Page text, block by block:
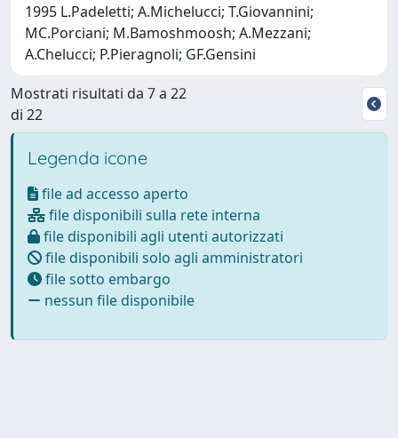
1995 L.Padeletti; A.Michelucci; T.Giovannini;
MC.Porciani; M.Bamoshmoosh; A.Mezzani;
A.Chelucci; P.Pieragnoli; GF.Gensini
Mostrati risultati da 7 a 22
di 22
Legenda icone
file ad accesso aperto
file disponibili sulla rete interna
file disponibili agli utenti autorizzati
file disponibili solo agli amministratori
file sotto embargo
nessun file disponibile